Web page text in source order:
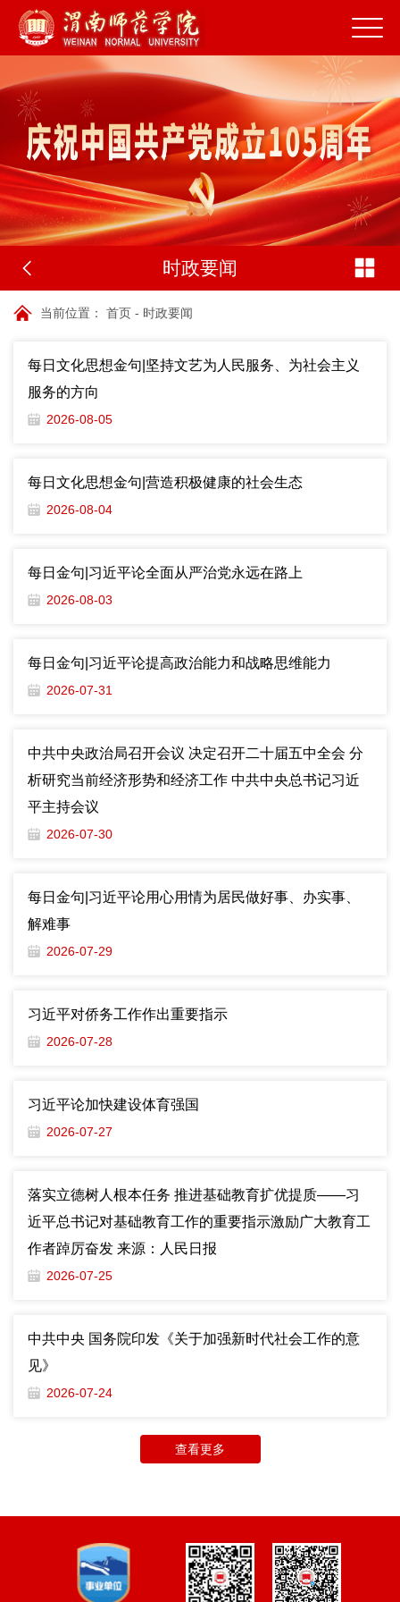
时政要闻
当前位置： 首页 - 时政要闻
每日文化思想金句|坚持文艺为人民服务、为社会主义
服务的方向
2026-08-05
每日文化思想金句|营造积极健康的社会生态
2026-08-04
每日金句|习近平论全面从严治党永远在路上
2026-08-03
每日金句|习近平论提高政治能力和战略思维能力
2026-07-31
中共中央政治局召开会议 决定召开二十届五中全会 分
析研究当前经济形势和经济工作 中共中央总书记习近
平主持会议
2026-07-30
每日金句|​​​​​​​习近平论用心用情为居民做好事、办实事、
解难事
2026-07-29
习近平对侨务工作作出重要指示
2026-07-28
习近平论加快建设体育强国
2026-07-27
落实立德树人根本任务 推进基础教育扩优提质——习
近平总书记对基础教育工作的重要指示激励广大教育工
作者踔厉奋发 来源：人民日报
2026-07-25
中共中央 国务院印发《关于加强新时代社会工作的意
见》
2026-07-24
查看更多